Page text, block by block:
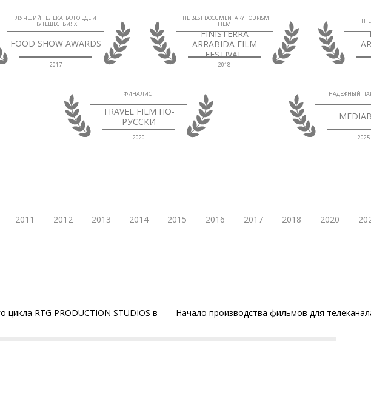
ЛУЧШИЙ ТЕЛЕКАНАЛ О ЕДЕ И
ПУТЕШЕСТВИЯХ
FOOD SHOW AWARDS
2017
THE BEST DOCUMENTARY TOURISM
FILM
FINISTERRA
ARRABIDA FILM
FESTIVAL.
2018
ФИНАЛИСТ
TRAVEL FILM ПО-
РУССКИ
2020
НАДЕЖНЫЙ
2025
2011 2012 2013 2014 2015 2016 2017 2018 2020
RTG PRODUCTION STUDIOS в
Начало производства фильмов для